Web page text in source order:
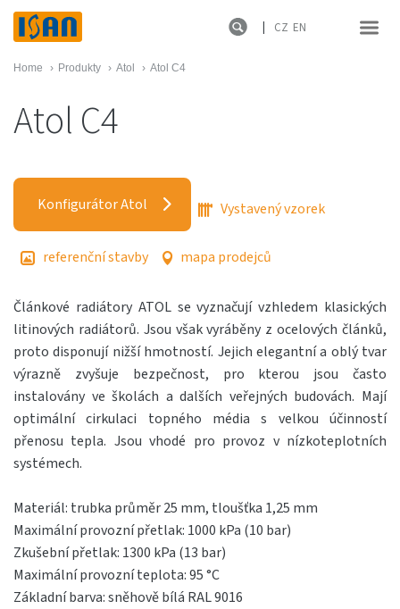
CZ EN
Home › Produkty › Atol › Atol C4
Atol C4
Konfigurátor Atol Vystavený vzorek
referenční stavby mapa prodejců
Článkové radiátory ATOL se vyznačují vzhledem klasických
litinových radiátorů. Jsou všakvyráběny z ocelových článků,
proto disponují nižší hmotností. Jejich elegantní a oblý tvar
výrazně zvyšuje bezpečnost, pro kterou jsou často
instalovány ve školách a dalších veřejných budovách. Mají
optimální cirkulaci topného média s velkou účinností
přenosu tepla. Jsou vhodé pro provoz v nízkoteplotních
systémech.
Materiál: trubka průměr 25 mm, tloušťka 1,25 mm
Maximální provozní přetlak: 1000 kPa (10 bar)
Zkušební přetlak: 1300 kPa (13 bar)
Maximální provozní teplota: 95 °C
Základní barva: sněhově bílá RAL 9016